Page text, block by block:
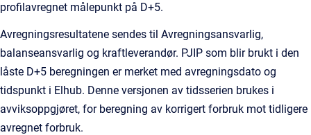
profilavregnet målepunkt på D+5.
Avregningsresultatene sendes til Avregningsansvarlig,
balanseansvarlig og kraftleverandør. PJIP som blir brukt i den
låste D+5 beregningen er merket med avregningsdato og
tidspunkt i Elhub. Denne versjonen av tidsserien brukes i
avviksoppgjøret, for beregning av korrigert forbruk mot tidligere
avregnet forbruk.